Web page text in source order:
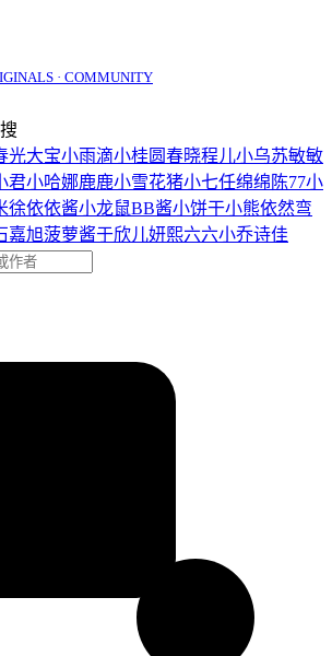
· COMMUNITY
光大宝小雨滴小桂圆春晓程儿小乌苏敏敏
君小哈娜鹿鹿小雪花猪小七任绵绵 陈77小
徐依依酱小龙鼠BB酱小饼干小熊依然弯
嘉旭菠萝酱于欣儿妍熙六六小乔诗佳